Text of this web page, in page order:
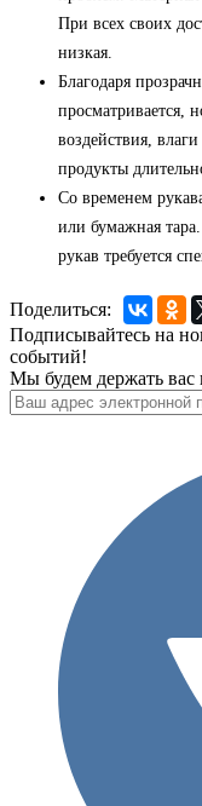
При всех своих
низкая.
Благодаря
просматривается,
воздействия,
продукты
Со временем
или бумажная
рукав требуется
Поделиться:
Подписывайтесь на
событий!
Мы будем держать вас